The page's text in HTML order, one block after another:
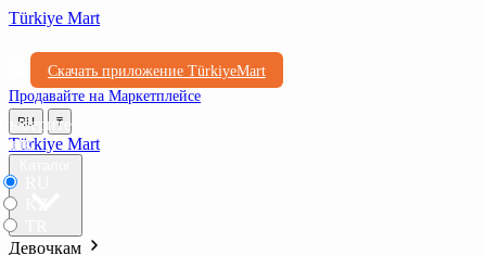
Türkiye Mart
Скачать приложение TürkiyeMart
Продавайте на Маркетплейсе
RU ₸
Türkiye Mart
Девочкам